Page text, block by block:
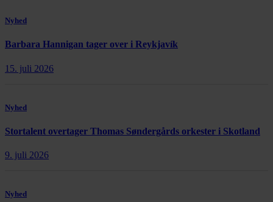
Nyhed
Barbara Hannigan tager over i Reykjavík
15. juli 2026
Nyhed
Stortalent overtager Thomas Søndergårds orkester i Skotland
9. juli 2026
Nyhed